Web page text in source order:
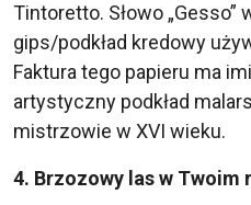
Tintoretto. Słowo
gips/podkład kredowy
Faktura tego papieru ma
artystyczny podkład
mistrzowie w XVI wieku.
4. Brzozowy las w